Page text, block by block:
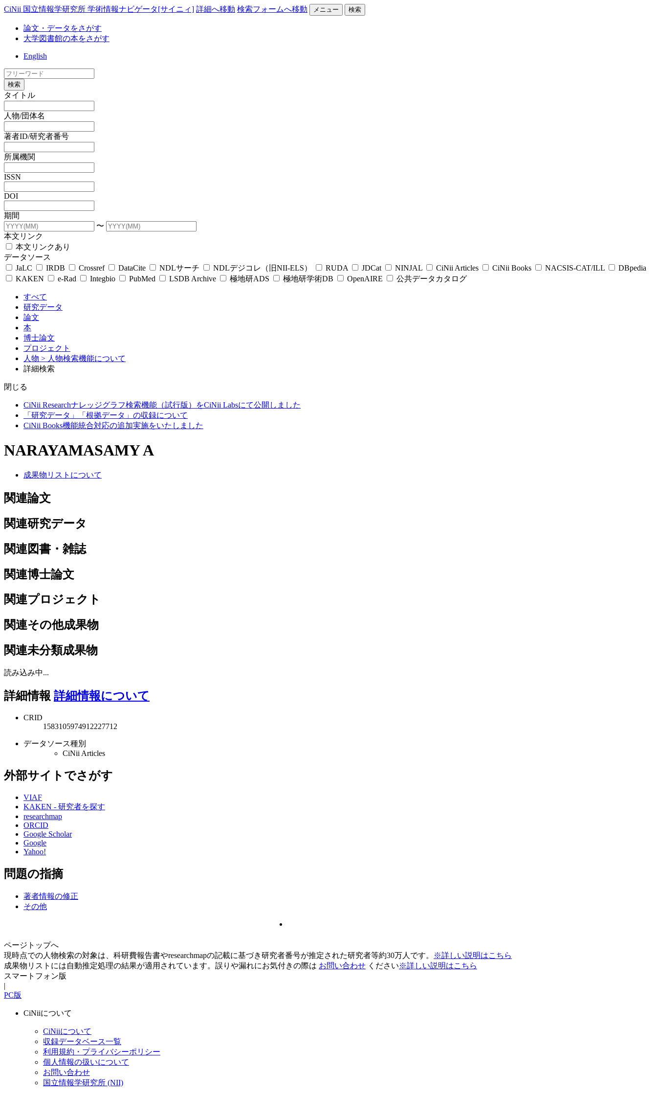
CiNii 国立情報学研究所 学術情報ナビゲータ[サイニィ] 詳細へ移動 検索フォームへ移動 メニュー 検索
論文・データをさがす
大学図書館の本をさがす
English
検索
タイトル
人物/団体名
著者ID/研究者番号
所属機関
ISSN
DOI
期間
〜
本文リンク
本文リンクあり
データソース
JaLC
IRDB Crossref DataCite NDLサーチ NDLデジコレ（旧NII-ELS） RUDA JDCat NINJAL CiNii Articles CiNii Books NACSIS-CAT/ILL
DBpedia
KAKEN
e-Rad Integbio PubMed LSDB Archive 極地研ADS 極地研学術DB OpenAIRE 公共データカタログ
すべて
研究データ
論文
本
博士論文
プロジェクト
人物 > 人物検索機能について
詳細検索
閉じる
CiNii Researchナレッジグラフ検索機能（試行版）をCiNii Labsにて公開しました
「研究データ」「根拠データ」の収録について
CiNii Books機能統合対応の追加実施をいたしました
NARAYAMASAMY A
成果物リストについて
関連論文
関連研究データ
関連図書・雑誌
関連博士論文
関連プロジェクト
関連その他成果物
関連未分類成果物
読み込み中...
詳細情報 詳細情報について
CRID
1583105974912227712
データソース種別
CiNii Articles
外部サイトでさがす
VIAF
KAKEN - 研究者を探す
researchmap
ORCID
Google Scholar
Google
Yahoo!
問題の指摘
著者情報の修正
その他
ページトップへ
現時点での人物検索の対象は、科研費報告書やresearchmapの記載に基づき研究者番号が推定された研究者等約30万人です。
※詳しい説明はこちら
成果物リストには自動推定処理の結果が適用されています。誤りや漏れにお気付きの際は お問い合わせ ください※詳しい説明はこちら
スマートフォン版
|
PC版
CiNiiについて
CiNiiについて
収録データベース一覧
利用規約・プライバシーポリシー
個人情報の扱いについて
お問い合わせ
国立情報学研究所 (NII)